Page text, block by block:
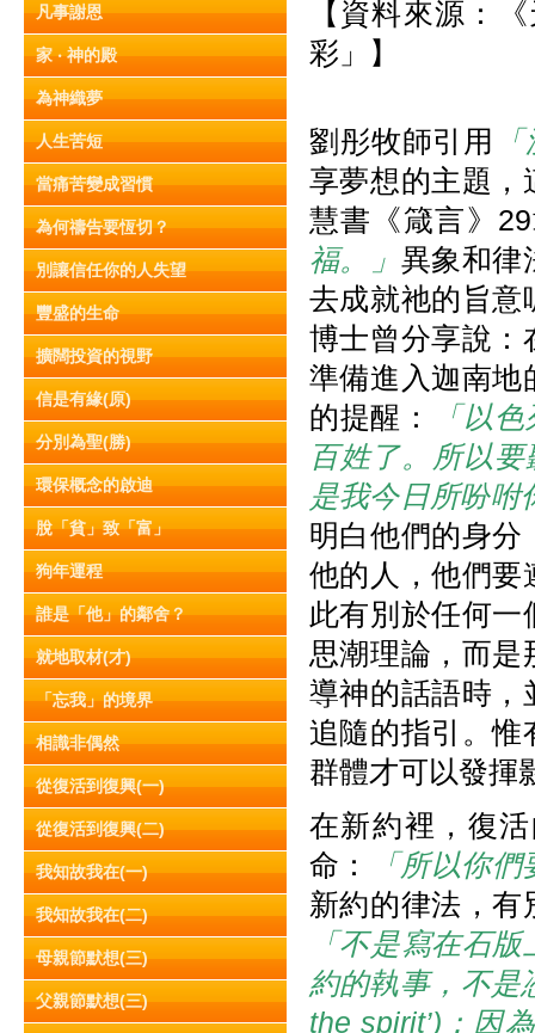
凡事謝恩
家 ‧ 神的殿
為神織夢
人生苦短
當痛苦變成習慣
為何禱告要恆切？
別讓信任你的人失望
豐盛的生命
擴闊投資的視野
信是有緣(原)
分別為聖(勝)
環保概念的啟迪
脫「貧」致「富」
狗年運程
誰是「他」的鄰舍？
就地取材(才)
「忘我」的境界
相識非偶然
從復活到復興(一)
從復活到復興(二)
我知故我在(一)
我知故我在(二)
母親節默想(三)
父親節默想(三)
【資料來源：
彩」】
劉彤牧師引用
享夢想的主題，
慧書《箴言》
福。」 異象和律
去成就祂的旨意
博士曾分享說：
準備進入迦南地
的提醒：
「以
百姓了。所以
是我今日所吩咐
明白他們的身分
他的人，他們要
此有別於任何
思潮理論，而是
導神的話語時，
追隨的指引。惟
群體才可以發揮
在新約裡，復
命：
「所以你
新約的律法，有
「不是寫在石
約的執事，不是
the spirit’)；因